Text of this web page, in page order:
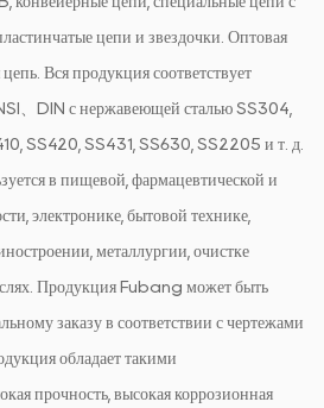
цепи и звездочки. Оптовая
цепь . Вся продукция соответствует
、DIN с нержавеющей сталью SS304,
SS420, SS431, SS630, SS2205 и т. д.
в пищевой, фармацевтической и
электронике, бытовой технике,
металлургии, очистке
Продукция Fubang может быть
заказу в соответствии с чертежами
обладает такими
прочность, высокая коррозионная